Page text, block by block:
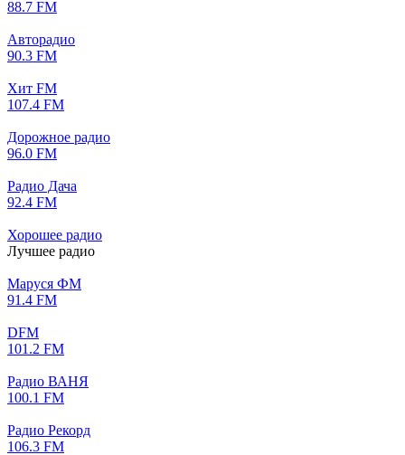
88.7 FM
Авторадио
90.3 FM
Хит FM
107.4 FM
Дорожное радио
96.0 FM
Радио Дача
92.4 FM
Хорошее радио
Лучшее радио
Маруся ФМ
91.4 FM
DFM
101.2 FM
Радио ВАНЯ
100.1 FM
Радио Рекорд
106.3 FM